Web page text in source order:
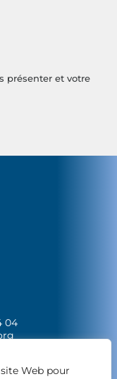
Web pour
présenter et votre
04